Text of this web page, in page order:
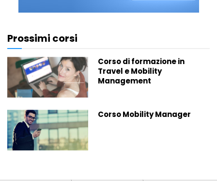
Prossimi corsi
Corso di formazione in
Travel e Mobility
Management
Corso Mobility Manager